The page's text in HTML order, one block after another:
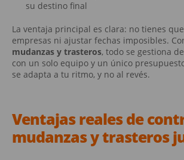
su destino final
La ventaja principal es clara: no tienes
empresas ni ajustar fechas imposibles.
mudanzas y trasteros, todo se gestiona
con un solo equipo y un único
se adapta a tu ritmo, y no al revés.
Ventajas reales de
mudanzas y trasteros